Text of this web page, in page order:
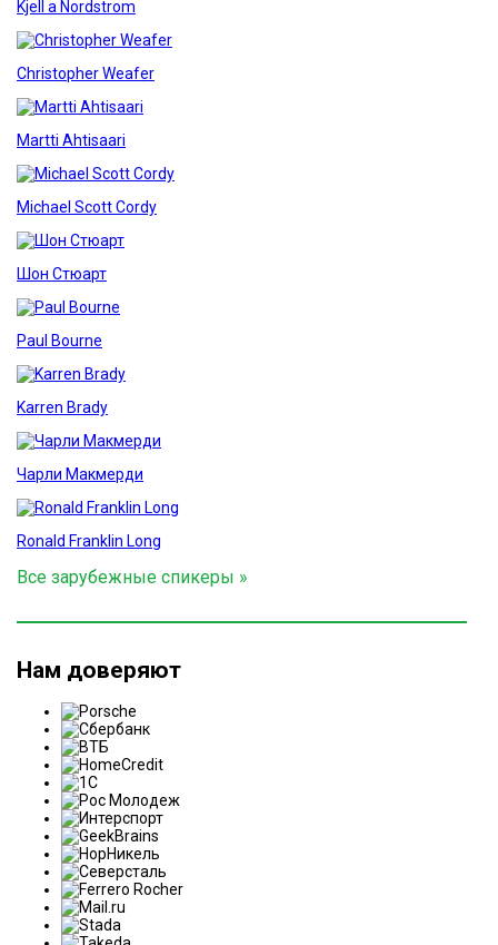
Kjell a Nordstrom
Christopher Weafer
Martti Ahtisaari
Michael Scott Cordy
Шон Стюарт
Paul Bourne
Karren Brady
Чарли Макмерди
Ronald Franklin Long
Все зарубежные спикеры »
Нам доверяют